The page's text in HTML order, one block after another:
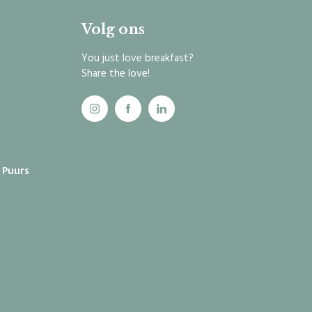
Volg ons
You just love breakfast?
Share the love!